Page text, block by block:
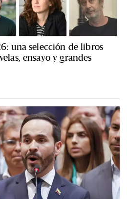
una selección de libros
ensayo y grandes